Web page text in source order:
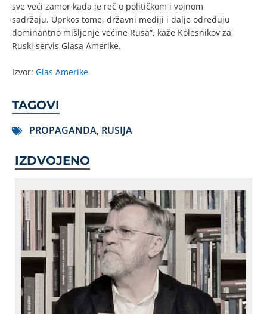
sve veći zamor kada je reč o političkom i vojnom
sadržaju. Uprkos tome, državni mediji i dalje određuju
dominantno mišljenje većine Rusa“, kaže Kolesnikov za
Ruski servis Glasa Amerike.
Izvor: Glas Amerike
TAGOVI
PROPAGANDA, RUSIJA
IZDVOJENO